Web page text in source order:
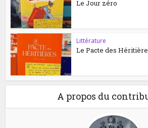
Le Jour zéro
Littérature
Le Pacte des
A propos du